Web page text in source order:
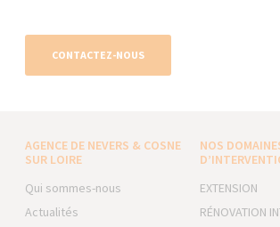
CONTACTEZ-NOUS
AGENCE DE NEVERS & COSNE
SUR LOIRE
Qui sommes-nous
Actualités
NOS
EXTENSION
RÉNOVATION